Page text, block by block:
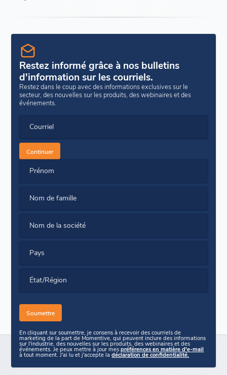
Restez informé grâce à nos bulletins
d'information sur les courriels.
Restez dans le coup avec des informations exclusives sur le
secteur, des nouvelles sur les produits, des webinaires et des
événements.
Courriel
Continuer
Prénom
Nom de famille
Nom de la société
Pays
État/Région
En cliquant sur soumettre, je consens à recevoir des courriels de
marketing de la part de Momentive, qui peuvent inclure des informations
sur l'industrie, des nouvelles sur les produits, des webinaires et des
événements. Je peux mettre à jour mespréférences en matière d'e-mail
à tout moment. J'ai lu et j'accepte ladéclaration de confidentialité.